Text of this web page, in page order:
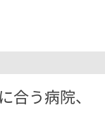
う病院、